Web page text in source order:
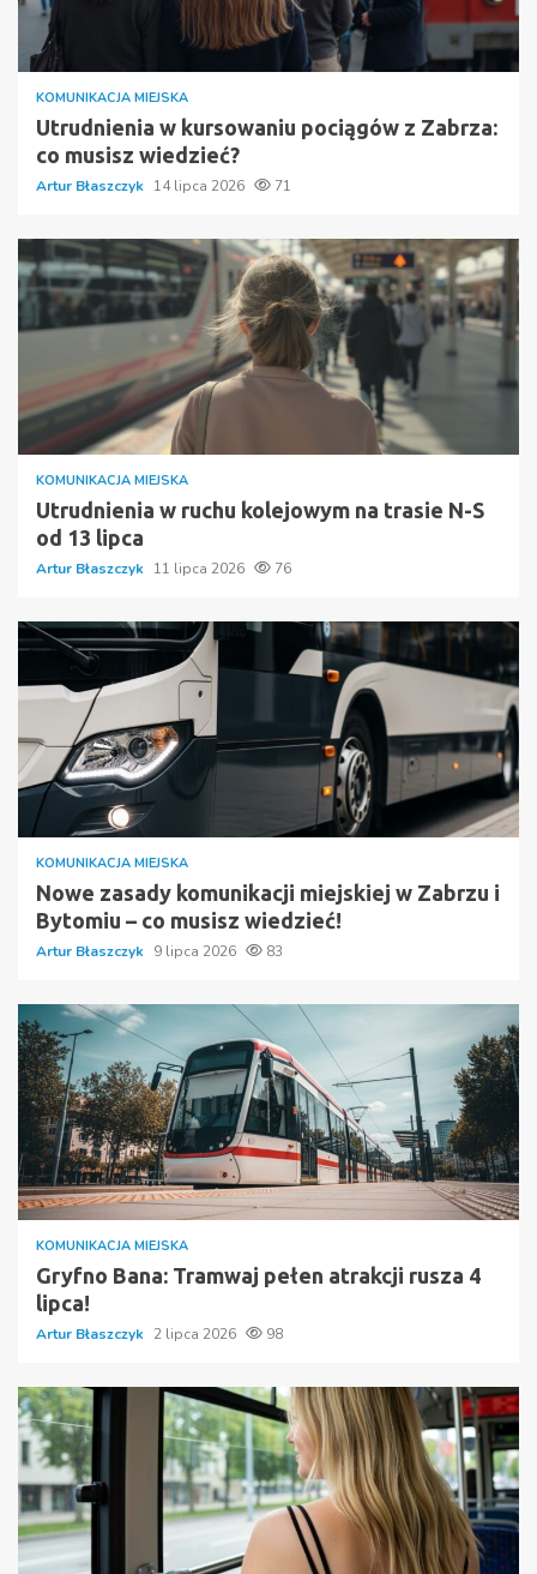
KOMUNIKACJA MIEJSKA
Utrudnienia w kursowaniu pociągów z Zabrza:
co musisz wiedzieć?
Artur Błaszczyk 14 lipca 2026 71
KOMUNIKACJA MIEJSKA
Utrudnienia w ruchu kolejowym na trasie N-S
od 13 lipca
Artur Błaszczyk 11 lipca 2026 76
KOMUNIKACJA MIEJSKA
Nowe zasady komunikacji miejskiej w Zabrzu i
Bytomiu – co musisz wiedzieć!
Artur Błaszczyk 9 lipca 2026 83
KOMUNIKACJA MIEJSKA
Gryfno Bana: Tramwaj pełen atrakcji rusza 4
lipca!
Artur Błaszczyk 2 lipca 2026 98